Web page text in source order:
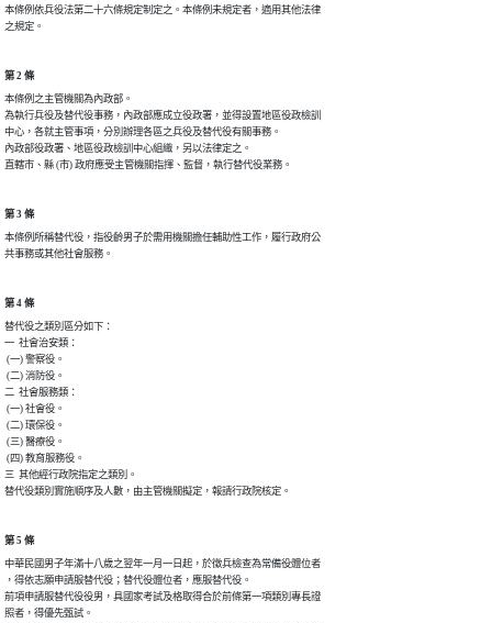
本條例依兵役法第二十六條規定制定之。本條例未規定者，適用其他法律
之規定。
第 2 條
本條例之主管機關為內政部。
為執行兵役及替代役事務，內政部應成立役政署，並得設置地區役政檢訓
中心，各就主管事項，分別辦理各區之兵役及替代役有關事務。
內政部役政署、地區役政檢訓中心組織，另以法律定之。
第 3 條
本條例所稱替代役，指役齡男子於需用機關擔任輔助性工作，履行政府公
共事務或其他社會服務。
第 4 條
替代役之類別區分如下：
一  社會治安類：
(一) 警察役。
(二) 消防役。
二  社會服務類：
(一) 社會役。
(二) 環保役。
(三) 醫療役。
(四) 教育服務役。
三  其他經行政院指定之類別。
替代役類別實施順序及人數，由主管機關擬定，報請行政院核定。
第 5 條
中華民國男子年滿十八歲之翌年一月一日起，於徵兵檢查為常備役體位者
，得依志願申請服替代役；替代役體位者，應服替代役。
前項申請服替代役役男，具國家考試及格取得合於前條第一項類別專長證
照者，得優先甄試。